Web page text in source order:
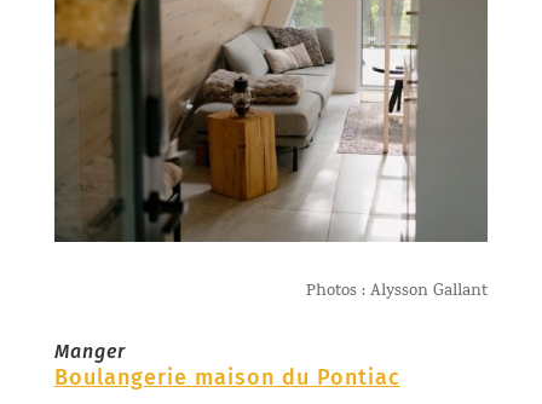
Photos : Alysson Gallant
Manger
Boulangerie maison du Pontiac